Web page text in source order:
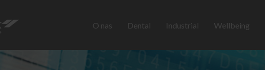
O nas Dental Industrial Wellbeing